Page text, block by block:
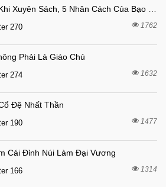
4 tháng trước
4 tháng trước
4 tháng trước
4 tháng trước
270 1762
Phải Là Giáo Chủ
274 1632
Đệ Nhất Thần
190 1477
Cái Đỉnh Núi Làm Đại Vương
166 1314